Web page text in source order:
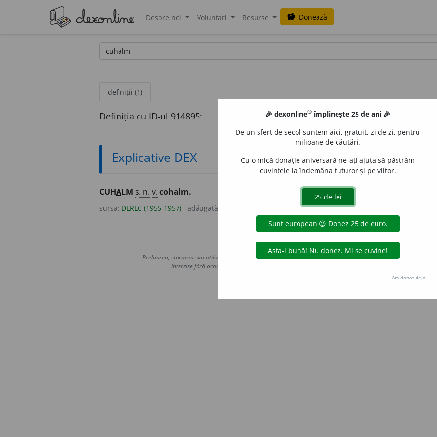
Despre noi Voluntari Resurse savings Donează
definiții (1)
Definiția cu ID-ul 914895:
Explicative DEX
CUHALM s. n. v. cohalm.
sursa: DLRLC (1955-1957) adăugată de
Copyright © 2004-2026 dexonline (https://dexonline.ro)
Preluarea, stocarea sau utilizarea datelor de pe acest site, inclusiv prin orice metode de extragere automată
interzise fără acordul nostru prealabil scris, cu excepția seturilor de date oferite oficial spre utilizare
Hosterion
🎉 dexonline® împlinește 25 de ani 🎉
De un sfert de secol suntem aici, gratuit, zi de zi, pentru
milioane de căutări.
Cu o mică donație aniversară ne-ați ajuta să păstrăm
cuvintele la îndemâna tuturor și pe viitor.
Am donat deja.